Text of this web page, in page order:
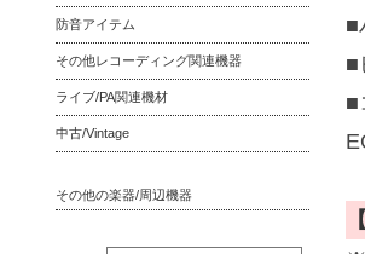
■
■
■
防音アイテム
その他レコーディング関連機器
ライブ/PA関連機材
中古/Vintage
その他の楽器/周辺機器